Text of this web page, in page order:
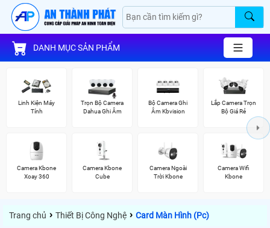
DANH MỤC SẢN PHẨM
Linh Kiện Máy
Tính
Trọn Bộ Camera
Dahua Ghi Âm
Bộ Camera Ghi
Âm Kbvision
Lắp Camera Trọn
Bộ Giá Rẻ
Camera Kbone
Xoay 360
Camera Kbone
Cube
Camera Ngoài
Trời Kbone
Camera Wifi
Kbone
Trang chủ › Thiết Bị Công Nghệ › Card Màn Hình (Pc)